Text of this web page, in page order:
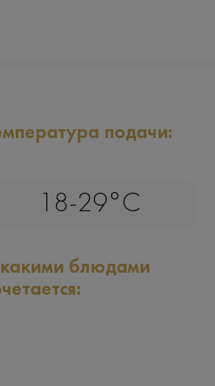
подачи:
18-29°C
блюдами